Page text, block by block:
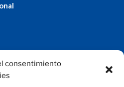
consentimiento